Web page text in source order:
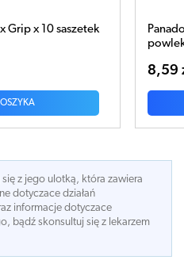
x 12 tabletek
z jego ulotką, która zawiera
dotyczace działań
informacje dotyczace
bądź skonsultuj się z lekarzem